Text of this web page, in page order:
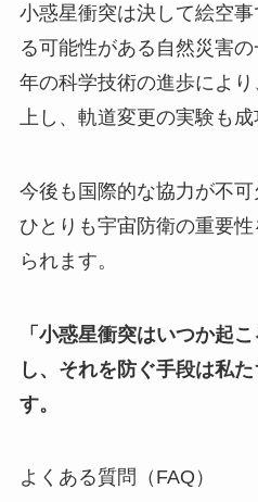
小惑星衝突は決して絵空
る可能性がある自然災害
年の科学技術の進歩によ
上し、軌道変更の実験も
今後も国際的な協力が不
ひとりも宇宙防衛の重要
られます。
「小惑星衝突はいつか起
し、それを防ぐ手段は私
す。
よくある質問（FAQ）